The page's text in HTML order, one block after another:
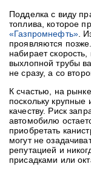
Подделка с виду
топлива, которое
«Газпромнефть».
проявляются
набирает
выхлопной трубы
не сразу, а со
К счастью, на
поскольку
качеству. Риск
автомобилю
приобретать
могут не
репутацией и
присадками или